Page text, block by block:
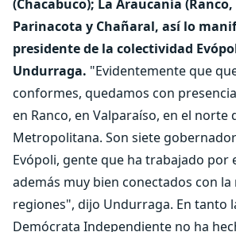
(Chacabuco); La Araucanía
Parinacota y Chañaral, así lo
presidente de la colectividad
Undurraga. "Evidentemente que
conformes, quedamos con
en Ranco, en Valparaíso, en el norte
Metropolitana. Son siete
Evópoli, gente que ha trabajado por
además muy bien conectados con la
regiones", dijo Undurraga. En tanto
Demócrata Independiente no ha